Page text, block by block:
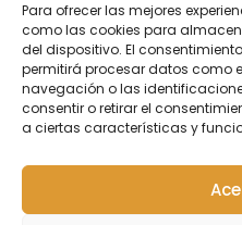
Para ofrecer las mejores
como las cookies para
del dispositivo. El
permitirá procesar datos como
navegación o las
consentir o retirar el
a ciertas características y